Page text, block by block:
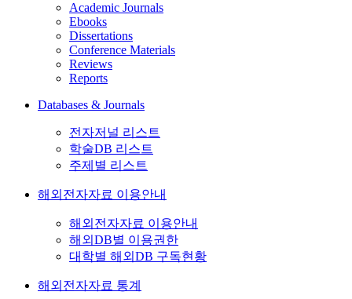
Academic Journals
Ebooks
Dissertations
Conference Materials
Reviews
Reports
Databases & Journals
전자저널 리스트
학술DB 리스트
주제별 리스트
해외전자자료 이용안내
해외전자자료 이용안내
해외DB별 이용권한
대학별 해외DB 구독현황
해외전자자료 통계